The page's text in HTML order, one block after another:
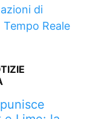
di
Reale